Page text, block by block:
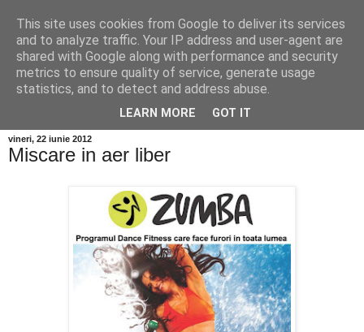
vineri, 22 iunie 2012
Miscare in aer liber
This site uses cookies from Google to deliver its services
and to analyze traffic. Your IP address and user-agent are
shared with Google along with performance and security
metrics to ensure quality of service, generate usage
statistics, and to detect and address abuse.
LEARN MORE GOT IT